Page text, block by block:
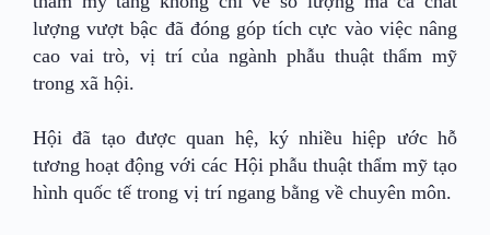
lượng vượt bậc đã đóng góp tích cực vào việc nâng
cao vai trò, vị trí của ngành phẫu thuật thẩm mỹ
trong xã hội.
Hội đã tạo được quan hệ, ký nhiều hiệp ước hỗ
tương hoạt động với các Hội phẫu thuật thẩm mỹ tạo
hình quốc tế trong vị trí ngang bằng về chuyên môn.